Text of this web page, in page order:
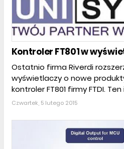
Kontroler FT801 w
Ostatnio firma Riverdi
wyświetlaczy o nowe
kontroler FT801 firmy FTDI.
Czwartek, 5 lutego 2015